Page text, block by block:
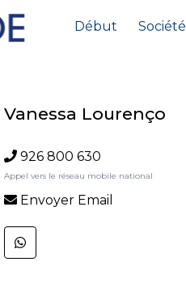
Début Société
Vanessa Lourenço
926 800 630
Appel vers le réseau mobile national
Envoyer Email